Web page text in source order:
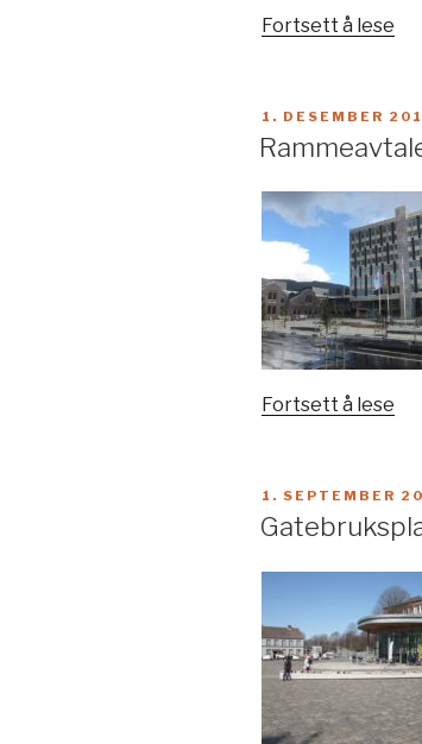
Fortsett å lese
for
PUBLISERT
1. DESEMBER
Fortsett å lese
PUBLISERT
1. SEPTEMBER